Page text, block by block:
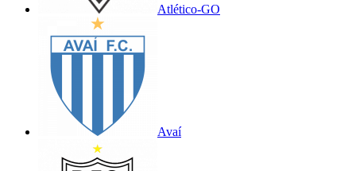
Atlético-GO
Avaí